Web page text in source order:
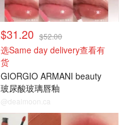
$31.20 $52.00
选Same day delivery查看有
货
GIORGIO ARMANI beauty
玻尿酸玻璃唇釉
@dealmoon.ca